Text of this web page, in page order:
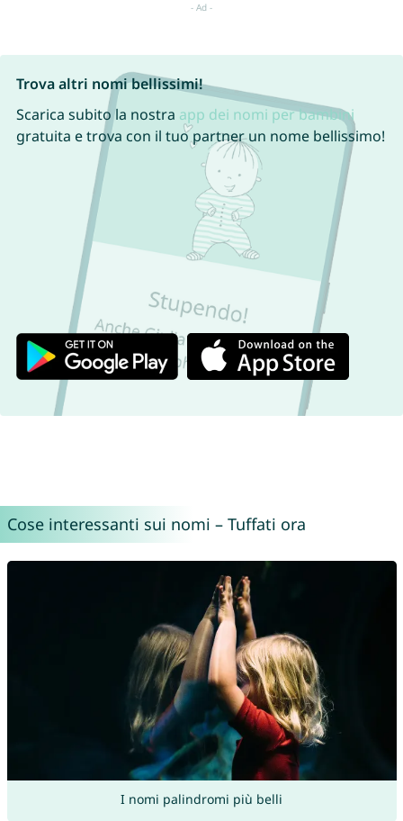
Trova altri nomi bellissimi!
Scarica subito la nostra app dei nomi per bambini
gratuita e trova con il tuo partner un nome bellissimo!
Cose interessanti sui nomi – Tuffati ora
I nomi palindromi più belli